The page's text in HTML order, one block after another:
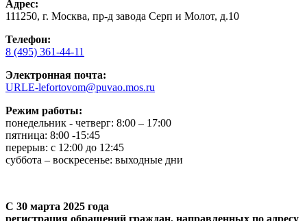
Адрес:
111250, г. Москва, пр-д завода Серп и Молот, д.10
Телефон:
8 (495) 361-44-11
Электронная почта:
URLE-lefortovom@puvao.mos.ru
Режим работы:
понедельник - четверг: 8:00 – 17:00
пятница: 8:00 -15:45
перерыв: с 12:00 до 12:45
суббота – воскресенье: выходные дни
С 30 марта 2025 года
регистрация обращений граждан, направленных по адресу